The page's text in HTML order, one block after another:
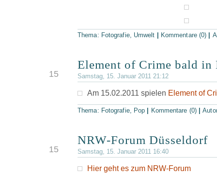
Thema: Fotografie, Umwelt Kommentare (0)
15
Element of Crime bald in
Samstag, 15. Januar 2011 21:12
Am 15.02.2011 spielen Element of
Thema: Fotografie, Pop Kommentare (0)|
15
NRW-Forum Düsseldorf
Samstag, 15. Januar 2011 16:40
Hier geht es zum NRW-Forum